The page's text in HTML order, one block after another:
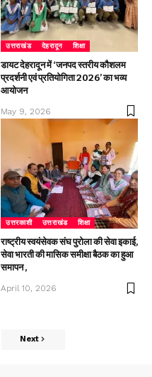
उत्तराखंड देहरादून शिक्षा
डायट देहरादून में ‘जनपद स्तरीय कौशलम
प्रदर्शनी एवं प्रतियोगिता 2026’ का भव्य
आयोजन
May 9, 2026
उत्तरकाशी उत्तराखंड शिक्षा
राष्ट्रीय स्वयंसेवक संघ पुरोला की सेवा इकाई,
सेवा भारती की मासिक समीक्षा बैठक का हुआ
समापन ,
April 10, 2026
Next